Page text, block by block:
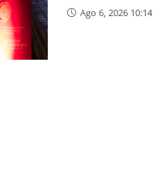
Ago 6, 2026 10:14